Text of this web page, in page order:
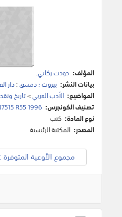
المؤلف: جودت ركابي.
بيانات النشر: بيروت ؛ دمشق:دار
المواضيع: الأدب العربي>تاريخ ونقد
تصنيف الكونجرس: R55 1996
نوع المادة: كتب
المصدر: المكتبة الرئيسية
مجموع الأوعية المتوفرة : 10